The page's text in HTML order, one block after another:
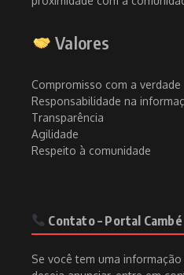
Valores
Compromisso com a verdade
Responsabilidade na
Transparência
Agilidade
Respeito à comunidade
Contato – Portal Cambé
Se você tem uma